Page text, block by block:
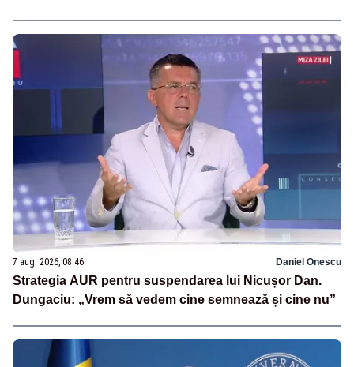
7 aug. 2026, 08:46 Daniel Onescu
Strategia AUR pentru suspendarea lui Nicușor Dan.
Dungaciu: „Vrem să vedem cine semnează și cine nu”